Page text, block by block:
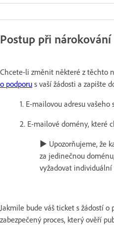
Postup při
Chcete-li změnit některé z těchto
o podporu s vaší žádosti a zapište
1. E-mailovou adresu
2. E-mailové domény, které
► Upozorňujeme, že
za jedinečnou
vyžadovat
Jakmile bude váš ticket s žádostí
zabezpečený proces, který ověří